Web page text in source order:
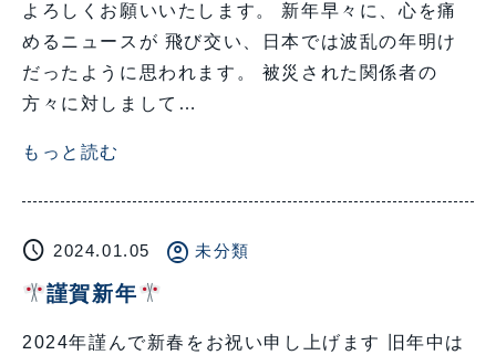
よろしくお願いいたします。 新年早々に、心を痛
めるニュースが 飛び交い、日本では波乱の年明け
だったように思われます。 被災された関係者の
方々に対しまして…
もっと読む
schedule 2024.01.05 account_circle 未分類
謹賀新年
2024年謹んで新春をお祝い申し上げます 旧年中は